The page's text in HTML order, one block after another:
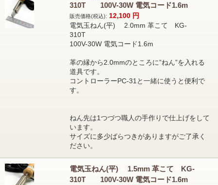
310T 100V-30W 電気コード1.6m
販売価格(税込): 12,100 円
電気玉ねん(平) 2.0mm 革こて KG-
310T
100V-30W 電気コード1.6m
革の縁から2.0mmのところに”ねん”を入れる
道具です。
コントローラーPC-31と一緒に使うと便利で
す。
ねん先は1つづつ職人の手作りで仕上げをして
います。
サイズに多少ばらつきがありますがご了承く
ださい。
電気玉ねん(平) 1.5mm 革こて KG-
310T 100V-30W 電気コード1.6m